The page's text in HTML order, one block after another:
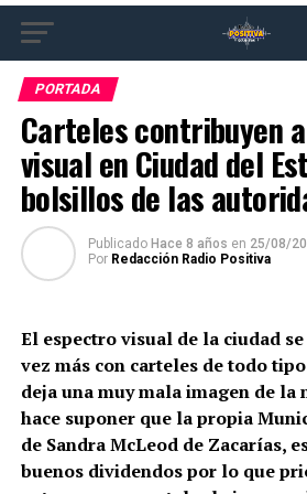
PORTADA
Carteles contribuyen
visual en Ciudad del
bolsillos de las
Publicado Hace 8 años en 25/08/
Por Redacción Radio Positiva
El espectro visual de la ciudad
vez más con carteles de todo
deja una muy mala imagen de
hace suponer que la propia
de Sandra McLeod de Zacarías,
buenos dividendos por lo que